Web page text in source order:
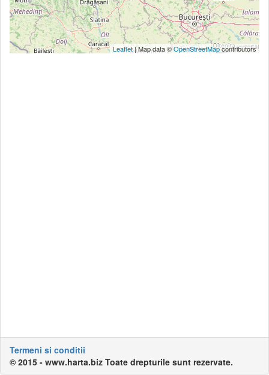
Leaflet| Map data ©OpenStreetMapcontributors
Termeni si conditii
© 2015 - www.harta.biz Toate drepturile sunt rezervate.